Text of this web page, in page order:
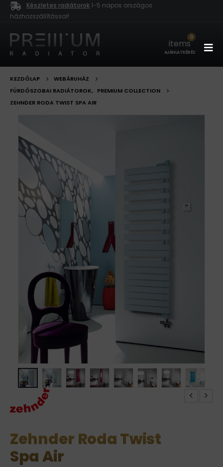
Készletes radiátorok 1-5 napos országos
házhozszállítással!
0
items
AJÁNLATKÉRÉS
KEZDŐLAP
WEBÁRUHÁZ
FÜRDŐSZOBAI RADIÁTOROK,
PREMIUM COLLECTION
ZEHNDER RODA TWIST SPA AIR
Zehnder Roda Twist
Spa Air